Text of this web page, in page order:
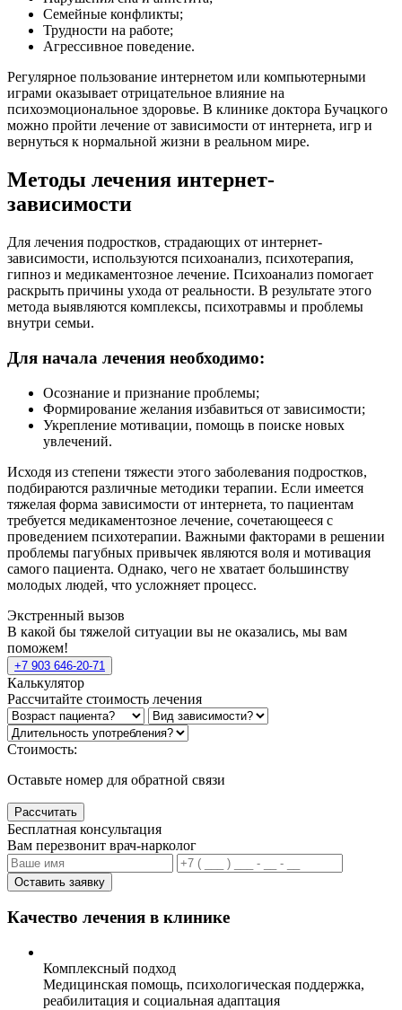
Семейные конфликты;
Трудности на работе;
Агрессивное поведение.
Регулярное пользование интернетом или компьютерными
играми оказывает отрицательное влияние на
психоэмоциональное здоровье. В клинике доктора Бучацкого
можно пройти лечение от зависимости от интернета, игр и
вернуться к нормальной жизни в реальном мире.
Методы лечения интернет-
зависимости
Для лечения подростков, страдающих от интернет-
зависимости, используются психоанализ, психотерапия,
гипноз и медикаментозное лечение. Психоанализ помогает
раскрыть причины ухода от реальности. В результате этого
метода выявляются комплексы, психотравмы и проблемы
внутри семьи.
Для начала лечения необходимо:
Осознание и признание проблемы;
Формирование желания избавиться от зависимости;
Укрепление мотивации, помощь в поиске новых
увлечений.
Исходя из степени тяжести этого заболевания подростков,
подбираются различные методики терапии. Если имеется
тяжелая форма зависимости от интернета, то пациентам
требуется медикаментозное лечение, сочетающееся с
проведением психотерапии. Важными факторами в решении
проблемы пагубных привычек являются воля и мотивация
самого пациента. Однако, чего не хватает большинству
молодых людей, что усложняет процесс.
Экстренный вызов
В какой бы тяжелой ситуации вы не оказались, мы вам
поможем!
+7 903 646-20-71
Калькулятор
Рассчитайте стоимость лечения
Стоимость:
Оставьте номер для обратной связи
Рассчитать
Бесплатная консультация
Вам перезвонит врач-нарколог
Оставить заявку
Качество лечения в клинике
Комплексный подход
Медицинская помощь, психологическая поддержка,
реабилитация и социальная адаптация